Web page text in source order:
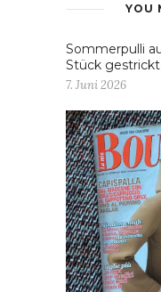
YOU
Sommerpulli
Stück gestrickt
7. Juni 2026